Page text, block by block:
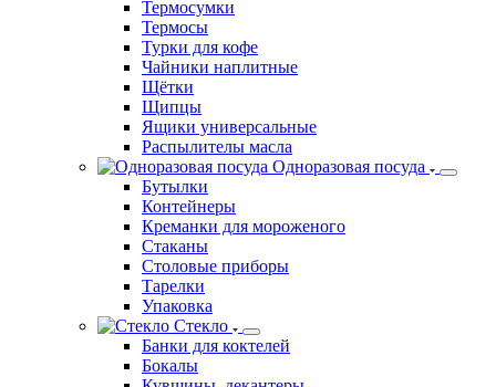
Термосумки
Термосы
Турки для кофе
Чайники наплитные
Щётки
Щипцы
Ящики универсальные
Распылителы масла
Одноразовая посуда
Бутылки
Контейнеры
Креманки для мороженого
Стаканы
Столовые приборы
Тарелки
Упаковка
Стекло
Банки для коктелей
Бокалы